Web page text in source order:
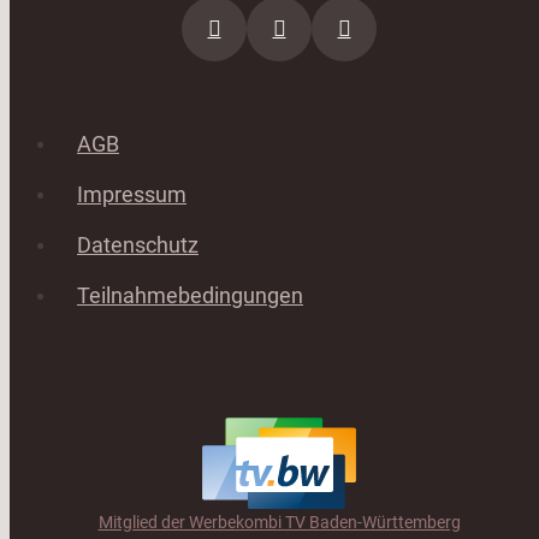
AGB
Impressum
Datenschutz
Teilnahmebedingungen
Mitglied der Werbekombi TV Baden-Württemberg